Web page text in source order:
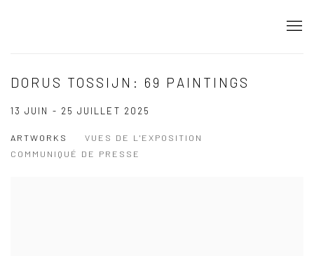
DORUS TOSSIJN: 69 PAINTINGS
13 JUIN - 25 JUILLET 2025
ARTWORKS
VUES DE L'EXPOSITION
COMMUNIQUÉ DE PRESSE